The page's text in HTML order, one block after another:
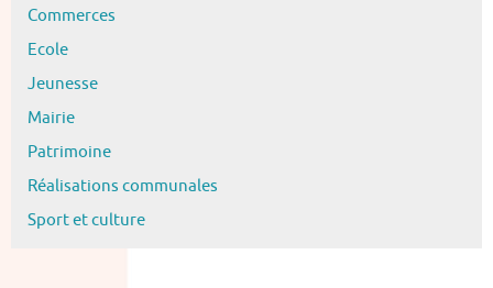
Commerces
Ecole
Jeunesse
Mairie
Patrimoine
Réalisations communales
Sport et culture